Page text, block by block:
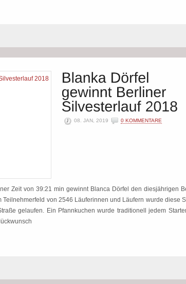
08. JAN, 2019 0 KOMMENTARE
Zeit von 39:21 min gewinnt Blanca Dörfel den diesjährigen
Teilnehmerfeld von 2546 Läuferinnen und Läufern wurde diese
gelaufen. Ein Pfannkuchen wurde traditionell jedem